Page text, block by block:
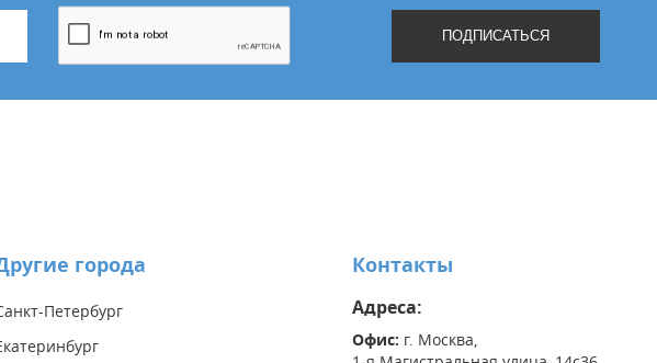
города
Петербург
Контакты
Адреса:
Офис: г. Москва,